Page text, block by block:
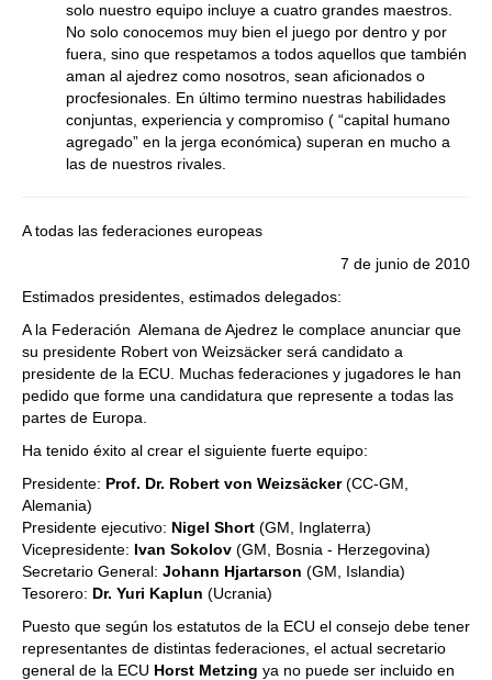
solo nuestro equipo incluye a cuatro grandes maestros.
No solo conocemos muy bien el juego por dentro y por
fuera, sino que respetamos a todos aquellos que también
aman al ajedrez como nosotros, sean aficionados o
procfesionales. En último termino nuestras habilidades
conjuntas, experiencia y compromiso ( “capital humano
agregado” en la jerga económica) superan en mucho a
las de nuestros rivales.
A todas las federaciones europeas
7 de junio de 2010
Estimados presidentes, estimados delegados:
A la Federación Alemana de Ajedrez le complace anunciar que
su presidente Robert von Weizsäcker será candidato a
presidente de la ECU. Muchas federaciones y jugadores le han
pedido que forme una candidatura que represente a todas las
partes de Europa.
Ha tenido éxito al crear el siguiente fuerte equipo:
Presidente: Prof. Dr. Robert von Weizsäcker(CC-GM,
Alemania)
Presidente ejecutivo: Nigel Short (GM, Inglaterra)
Vicepresidente: Ivan Sokolov (GM, Bosnia - Herzegovina)
Secretario General: Johann Hjartarson (GM, Islandia)
Tesorero: Dr. Yuri Kaplun (Ucrania)
Puesto que según los estatutos de la ECU el consejo debe tener
representantes de distintas federaciones, el actual secretario
general de la ECU Horst Metzing ya no puede ser incluido en